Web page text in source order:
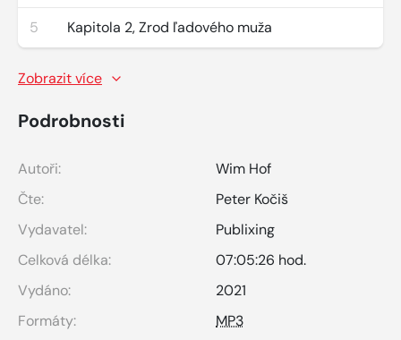
5 Kapitola 2, Zrod ľadového muža
Zobrazit více
Podrobnosti
Autoři:
Wim Hof
Čte:
Peter Kočiš
Vydavatel:
Publixing
Celková délka:
07:05:26 hod.
Vydáno:
2021
Formáty:
MP3